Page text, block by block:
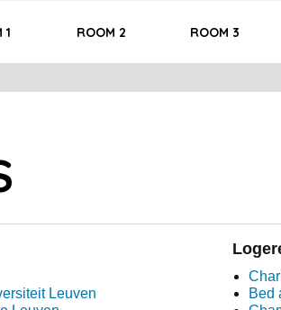
1 ROOM 2 ROOM 3
Leuven
Bed